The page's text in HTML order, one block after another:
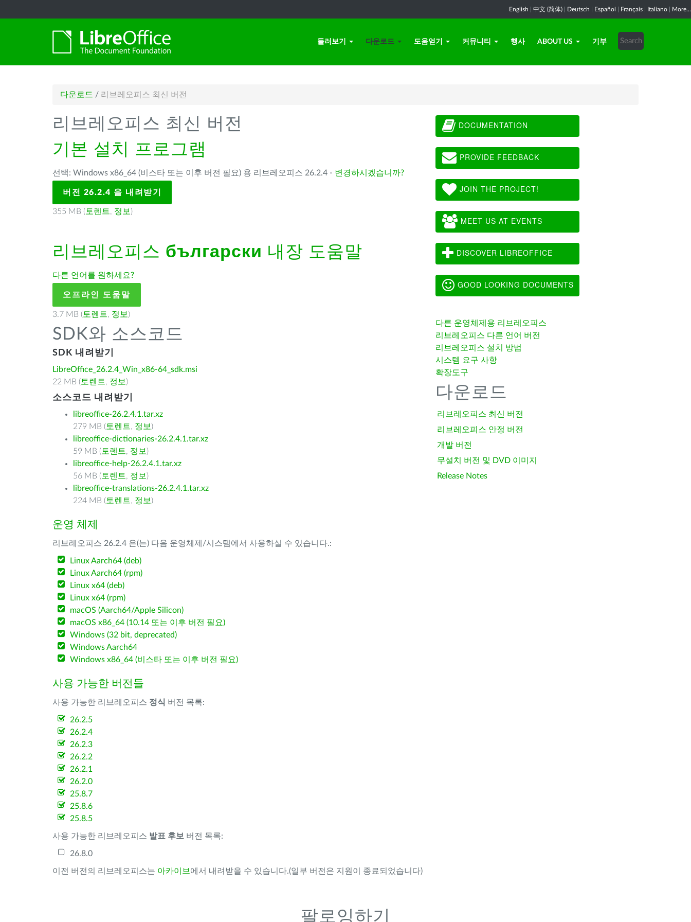
English 中文 (简体) Deutsch Español Français Italiano More...
둘러보기 다운로드 도움얻기 커뮤니티 행사 ABOUT US 기부
다운로드 / 리브레오피스 최신 버전
리브레오피스 최신 버전
기본 설치 프로그램
선택: Windows x86_64 (비스타 또는 이후 버전 필요) 용 리브레오피스 26.2.4 - 변경하시겠습니까?
버전 26.2.4 을 내려받기
355 MB ( 토렌트, 정보 )
리브레오피스 български 내장 도움말
다른 언어를 원하세요?
오프라인 도움말
3.7 MB ( 토렌트, 정보 )
SDK와 소스코드
SDK 내려받기
LibreOffice_26.2.4_Win_x86-64_sdk.msi
22 MB ( 토렌트, 정보 )
소스코드 내려받기
libreoffice-26.2.4.1.tar.xz
279 MB ( 토렌트, 정보 )
libreoffice-dictionaries-26.2.4.1.tar.xz
59 MB ( 토렌트, 정보 )
libreoffice-help-26.2.4.1.tar.xz
56 MB ( 토렌트, 정보 )
libreoffice-translations-26.2.4.1.tar.xz
224 MB ( 토렌트, 정보 )
운영 체제
리브레오피스 26.2.4 은(는) 다음 운영체제/시스템에서 사용하실 수 있습니다.:
Linux Aarch64 (deb)
Linux Aarch64 (rpm)
Linux x64 (deb)
Linux x64 (rpm)
macOS (Aarch64/Apple Silicon)
macOS x86_64 (10.14 또는 이후 버전 필요)
Windows (32 bit, deprecated)
Windows Aarch64
Windows x86_64 (비스타 또는 이후 버전 필요)
사용 가능한 버전들
사용 가능한 리브레오피스 정식 버전 목록:
26.2.5
26.2.4
26.2.3
26.2.2
26.2.1
26.2.0
25.8.7
25.8.6
25.8.5
사용 가능한 리브레오피스 발표 후보 버전 목록:
26.8.0
이전 버전의 리브레오피스는 아카이브 에서 내려받을 수 있습니다.(일부 버전은 지원이 종료되었습니다)
DOCUMENTATION
PROVIDE FEEDBACK
JOIN THE PROJECT!
MEET US AT EVENTS
DISCOVER LIBREOFFICE
GOOD LOOKING DOCUMENTS
다른 운영체제용 리브레오피스
리브레오피스 다른 언어 버전
리브레오피스 설치 방법
시스템 요구 사항
확장도구
다운로드
리브레오피스 최신 버전
리브레오피스 안정 버전
개발 버전
무설치 버전 및 DVD 이미지
Release Notes
팔로잉하기